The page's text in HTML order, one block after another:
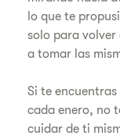
lo que te
solo para volver
a tomar las
Si te
cada enero, no
cuidar de ti